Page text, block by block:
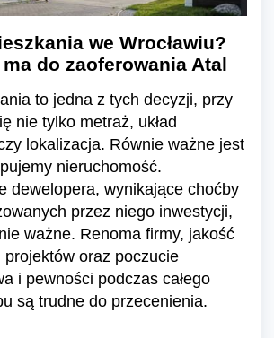
we Wrocławiu?
do zaoferowania Atal
to jedna z tych decyzji, przy
nie tylko metraż, układ
lokalizacja. Równie ważne jest
nieruchomość.
dewelopera, wynikające choćby
przez niego inwestycji,
ważne. Renoma firmy, jakość
projektów oraz poczucie
i pewności podczas całego
są trudne do przecenienia.